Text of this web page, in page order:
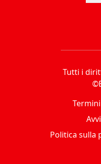
Tutti i
Politica sulla